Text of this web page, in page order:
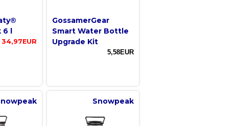
6 l
34,97EUR
GossamerGear
Smart Water Bottle
Upgrade Kit
5,58EUR
Snowpeak